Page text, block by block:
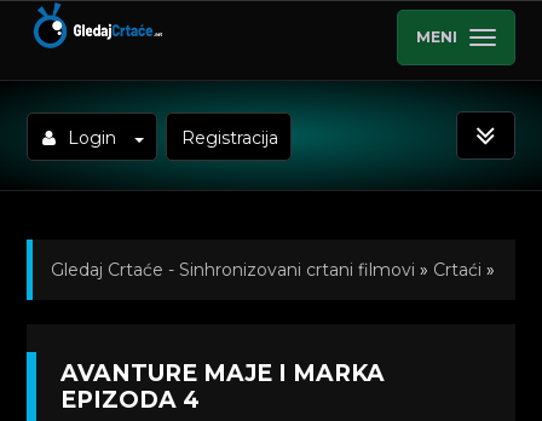
MENI
Login Registracija
Gledaj Crtaće - Sinhronizovani crtani filmovi » Crtaći »
Kratkometrazni crtani filmovi
AVANTURE MAJE I MARKA
EPIZODA 4